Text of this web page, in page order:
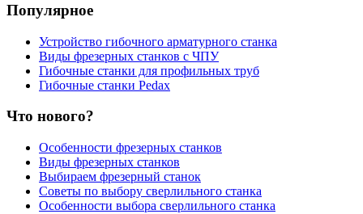
Популярное
Устройство гибочного арматурного станка
Виды фрезерных станков с ЧПУ
Гибочные станки для профильных труб
Гибочные станки Pedax
Что нового?
Особенности фрезерных станков
Виды фрезерных станков
Выбираем фрезерный станок
Советы по выбору сверлильного станка
Особенности выбора сверлильного станка